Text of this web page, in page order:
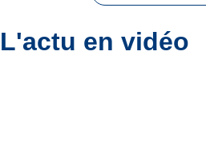
L'actu en vidéo